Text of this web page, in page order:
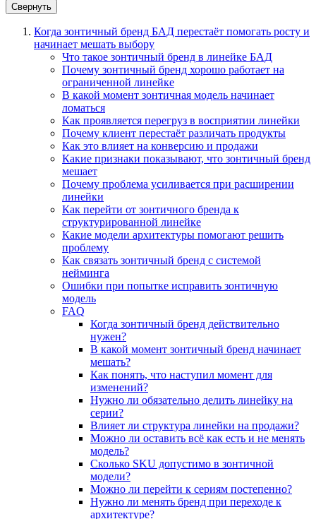
Свернуть
Когда зонтичный бренд БАД перестаёт помогать росту и
начинает мешать выбору
Что такое зонтичный бренд в линейке БАД
Почему зонтичный бренд хорошо работает на
ограниченной линейке
В какой момент зонтичная модель начинает
ломаться
Как проявляется перегруз в восприятии линейки
Почему клиент перестаёт различать продукты
Как это влияет на конверсию и продажи
Какие признаки показывают, что зонтичный бренд
мешает
Почему проблема усиливается при расширении
линейки
Как перейти от зонтичного бренда к
структурированной линейке
Какие модели архитектуры помогают решить
проблему
Как связать зонтичный бренд с системой
нейминга
Ошибки при попытке исправить зонтичную
модель
FAQ
Когда зонтичный бренд действительно
нужен?
В какой момент зонтичный бренд начинает
мешать?
Как понять, что наступил момент для
изменений?
Нужно ли обязательно делить линейку на
серии?
Влияет ли структура линейки на продажи?
Можно ли оставить всё как есть и не менять
модель?
Сколько SKU допустимо в зонтичной
модели?
Можно ли перейти к сериям постепенно?
Нужно ли менять бренд при переходе к
архитектуре?